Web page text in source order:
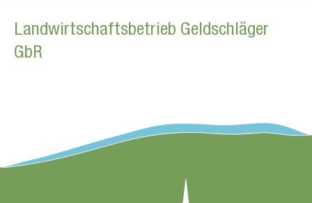
Landwirtschaftsbetrieb Geldschläger
GbR